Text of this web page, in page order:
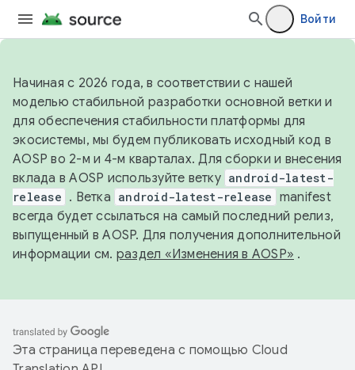
Войти
Начиная с 2026 года, в соответствии с нашей
моделью стабильной разработки основной ветки и
для обеспечения стабильности платформы для
экосистемы, мы будем публиковать исходный код в
AOSP во 2-м и 4-м кварталах. Для сборки и внесения
вклада в AOSP используйте ветку android-latest-
release . Ветка android-latest-release manifest
всегда будет ссылаться на самый последний релиз,
выпущенный в AOSP. Для получения дополнительной
информации см. раздел «Изменения в AOSP» .
Эта страница переведена с помощью Cloud